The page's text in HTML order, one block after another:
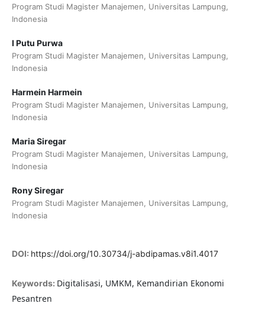
Program Studi Magister Manajemen, Universitas Lampung,
Indonesia
I Putu Purwa
Program Studi Magister Manajemen, Universitas Lampung,
Indonesia
Harmein Harmein
Program Studi Magister Manajemen, Universitas Lampung,
Indonesia
Maria Siregar
Program Studi Magister Manajemen, Universitas Lampung,
Indonesia
Rony Siregar
Program Studi Magister Manajemen, Universitas Lampung,
Indonesia
DOI: https://doi.org/10.30734/j-abdipamas.v8i1.4017
Keywords: Digitalisasi, UMKM, Kemandirian Ekonomi
Pesantren